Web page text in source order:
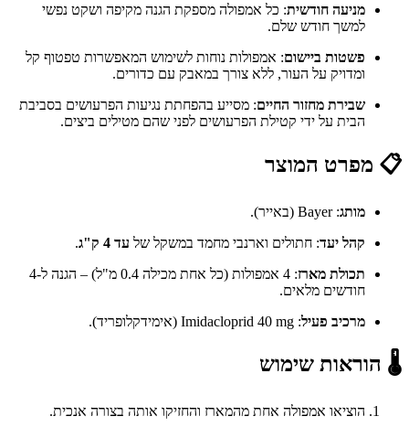
מניעה חודשית: כל אמפולה מספקת הגנה מקיפה ושקט נפשי
למשך חודש שלם.
פשטות ביישום: אמפולות נוחות לשימוש המאפשרות טפטוף קל
ומדויק על העור, ללא צורך במאבק עם כדורים.
שבירת מחזור החיים: מסייע בהפחתת נגיעות הפרעושים בסביבת
הבית על ידי קטילת הפרעושים לפני שהם מטילים ביצים.
📋 מפרט המוצר
מותג: Bayer (באייר).
קהל יעד: חתולים וארנבי מחמד במשקל של עד 4 ק"ג
.
תכולת מארז
: 4 אמפולות (כל אחת מכילה 0.4 מ"ל) – הגנה ל-4
חודשים מלאים.
מרכיב פעיל: Imidacloprid 40 mg (אימידקלופריד).
🌡️ הוראות שימוש
הוציאו אמפולה אחת מהמארז והחזיקו אותה בצורה אנכית.